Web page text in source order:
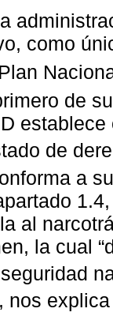
como
de
de
a
al
la cual
nos